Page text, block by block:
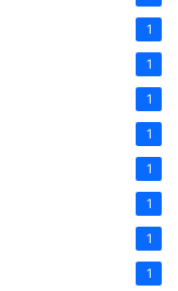
1
1
1
1
1
1
1
1